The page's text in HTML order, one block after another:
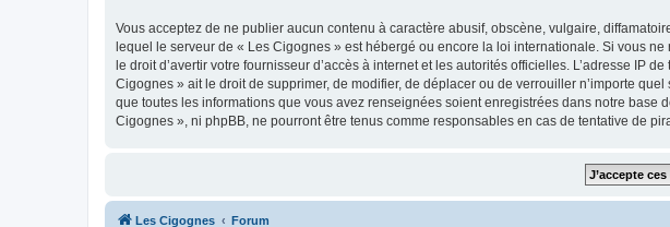
Vous acceptez de ne publier aucun contenu à caractère abusif, obscène, vulgaire,
lequel le serveur de « Les Cigognes » est hébergé ou encore la loi internationale. Si vous
le droit d’avertir votre fournisseur d’accès à internet et les autorités officielles. L’adresse IP
Cigognes » ait le droit de supprimer, de modifier, de déplacer ou de verrouiller n’importe
que toutes les informations que vous avez renseignées soient enregistrées dans notre
Cigognes », ni phpBB, ne pourront être tenus comme responsables en cas de tentative de
Les Cigognes Forum